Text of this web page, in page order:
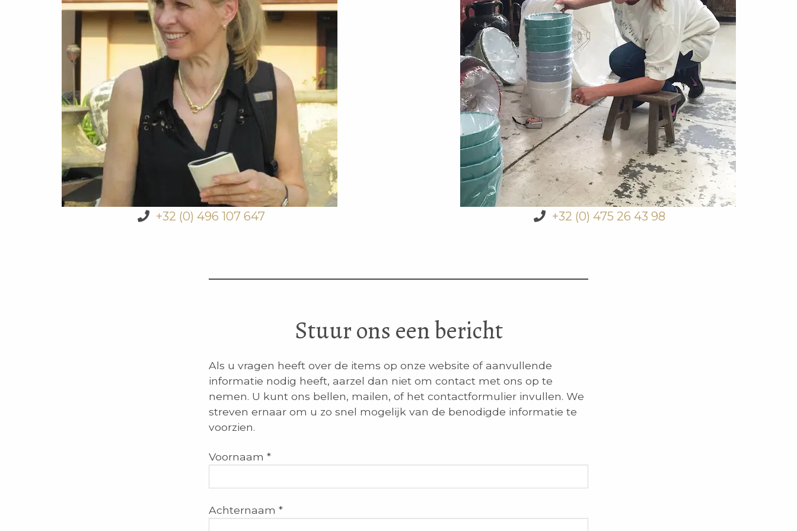
+32 (0) 496 107 647 +32 (0) 475 26 43 98
Stuur ons een bericht
Als u vragen heeft over de items op onze website of aanvullende
informatie nodig heeft, aarzel dan niet om contact met ons op te
nemen. U kunt ons bellen, mailen, of het contactformulier invullen. We
streven ernaar om u zo snel mogelijk van de benodigde informatie te
voorzien.
Voornaam *
Achternaam *